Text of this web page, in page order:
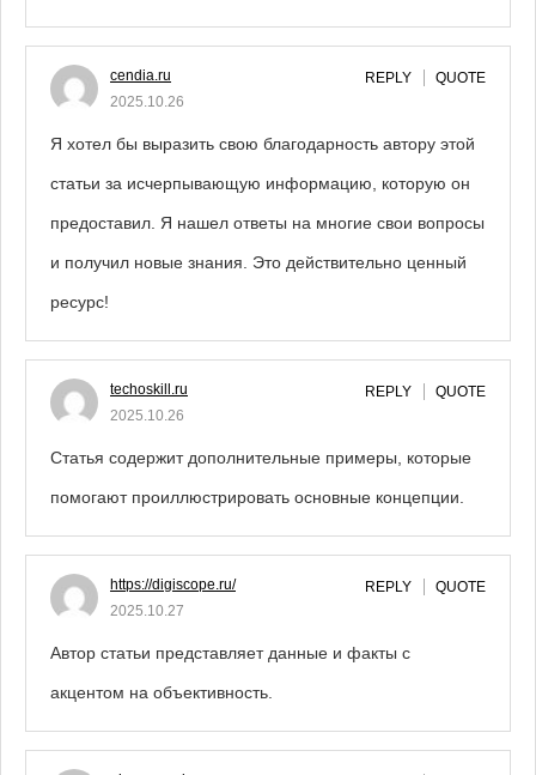
cendia.ru
2025.10.26
REPLY QUOTE
Я хотел бы выразить свою благодарность автору этой
статьи за исчерпывающую информацию, которую он
предоставил. Я нашел ответы на многие свои вопросы
и получил новые знания. Это действительно ценный
ресурс!
techoskill.ru
2025.10.26
REPLY QUOTE
Статья содержит дополнительные примеры, которые
помогают проиллюстрировать основные концепции.
https://digiscope.ru/
2025.10.27
REPLY QUOTE
Автор статьи представляет данные и факты с
акцентом на объективность.